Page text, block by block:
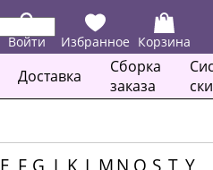
Войти Избранное Корзина
Доставка
Сборка
заказа
E F G J K L MN O S T Y